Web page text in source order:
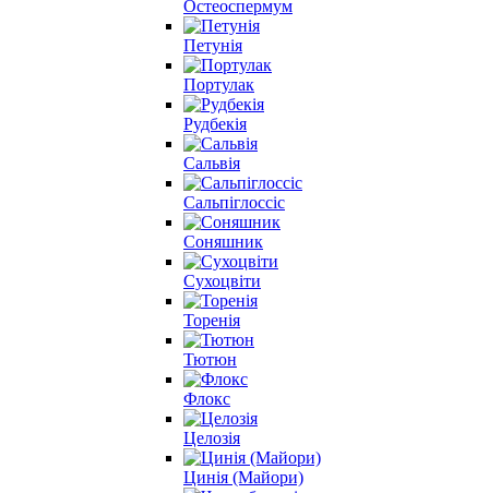
Остеоспермум
Петунія
Портулак
Рудбекія
Сальвія
Сальпіглоссіс
Соняшник
Сухоцвіти
Торенія
Тютюн
Флокс
Целозія
Цинія (Майори)